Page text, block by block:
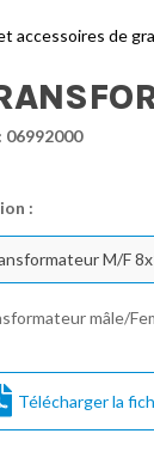
accessoires de
06992000
:
M/F
mâle/
Télécharger la